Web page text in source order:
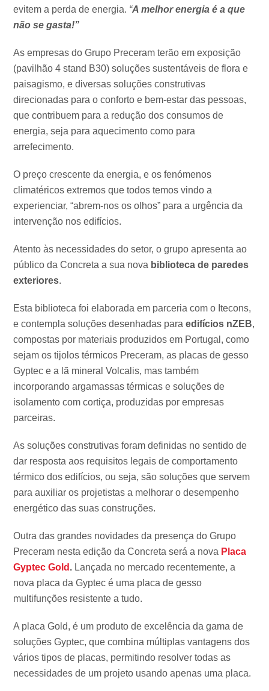
evitem a perda de energia. “A melhor energia é a que
não se gasta!”
As empresas do Grupo Preceram terão em exposição
(pavilhão 4 stand B30) soluções sustentáveis de flora e
paisagismo, e diversas soluções construtivas
direcionadas para o conforto e bem-estar das pessoas,
que contribuem para a redução dos consumos de
energia, seja para aquecimento como para
arrefecimento.
O preço crescente da energia, e os fenómenos
climatéricos extremos que todos temos vindo a
experienciar, “abrem-nos os olhos” para a urgência da
intervenção nos edifícios.
Atento às necessidades do setor, o grupo apresenta ao
público da Concreta a sua nova biblioteca de paredes
exteriores.
Esta biblioteca foi elaborada em parceria com o Itecons,
e contempla soluções desenhadas paraedifícios nZEB,
compostas por materiais produzidos em Portugal, como
sejam os tijolos térmicos Preceram, as placas de gesso
Gyptec e a lã mineral Volcalis, mas também
incorporando argamassas térmicas e soluções de
isolamento com cortiça, produzidas por empresas
parceiras.
As soluções construtivas foram definidas no sentido de
dar resposta aos requisitos legais de comportamento
térmico dos edifícios, ou seja, são soluções que servem
para auxiliar os projetistas a melhorar o desempenho
energético das suas construções.
Outra das grandes novidades da presença do Grupo
Preceram nesta edição da Concreta será a nova Placa
Gyptec Gold . Lançada no mercado recentemente, a
nova placa da Gyptec é uma placa de gesso
multifunções resistente a tudo.
A placa Gold, é um produto de excelência da gama de
soluções Gyptec, que combina múltiplas vantagens dos
vários tipos de placas, permitindo resolver todas as
necessidades de um projeto usando apenas uma placa.